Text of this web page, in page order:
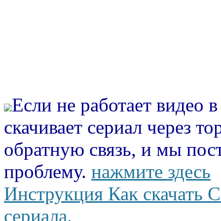
Если не работает видео
скачивает сериал через
обратную связь, и мы
проблему. нажмите здесь
Инструкция Как скачать
сериала.